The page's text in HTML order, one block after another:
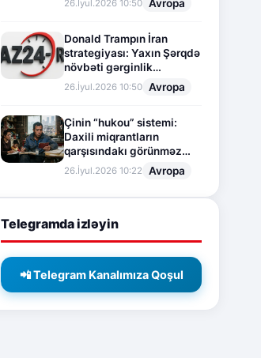
26.İyul.2026 10:50 Avropa
Donald Trampın İran
strategiyası: Yaxın Şərqdə
növbəti gərginlik
mərhələsi
26.İyul.2026 10:50 Avropa
Çinin “hukou” sistemi:
Daxili miqrantların
qarşısındakı görünməz
sədd
26.İyul.2026 10:22 Avropa
Telegramda izləyin
📲 Telegram Kanalımıza Qoşul